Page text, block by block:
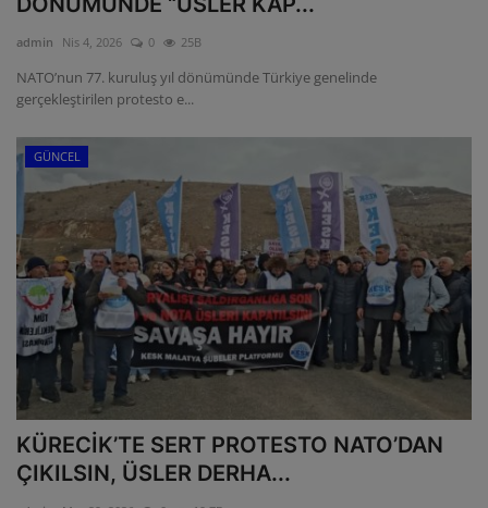
ULUSLARARASI
SAĞLIK VE YAŞAM TARZI
YEMEK
SPOR
SEYAHAT
EĞİTİM
GALERİ
VİDEO
admin Nis 4, 2026 0 25B
NATO’nun 77. kuruluş yıl dönümünde Türkiye genelinde
gerçekleştirilen protesto e...
GÜNCEL
KÜRECİK’TE SERT PROTESTO NATO’DAN
ÇIKILSIN, ÜSLER DERHA...